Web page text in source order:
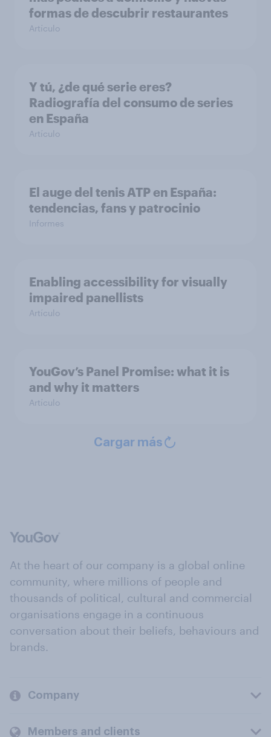
formas de descubrir restaurantes
Artículo
Y tú, ¿de qué serie eres?
Radiografía del consumo de series
en España
Artículo
El auge del tenis ATP en España:
tendencias, fans y patrocinio
Informes
Enabling accessibility for visually
impaired panellists
Artículo
YouGov’s Panel Promise: what it is
and why it matters
Artículo
Cargar más
At the heart of our company is a global online
community, where millions of people and
thousands of political, cultural and commercial
organisations engage in a continuous
conversation about their beliefs, behaviours and
brands.
Company
Members and clients